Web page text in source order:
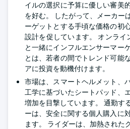
イルの選択に予算に優しい審美
を好む。 したがって、メーカー
ーゲットとする手頃な価格の初
設計を促しています。 オンライ
と一緒にインフルエンサーマー
とは、若者の間でトレンド可能
アに投資を動機付けます。
市場は、スマートヘルメット、
工学に基づいたシートパッド、
増加を目撃しています。 通勤す
ーは、安全に関する個人購入に
ます。 ライダーは、加熱された